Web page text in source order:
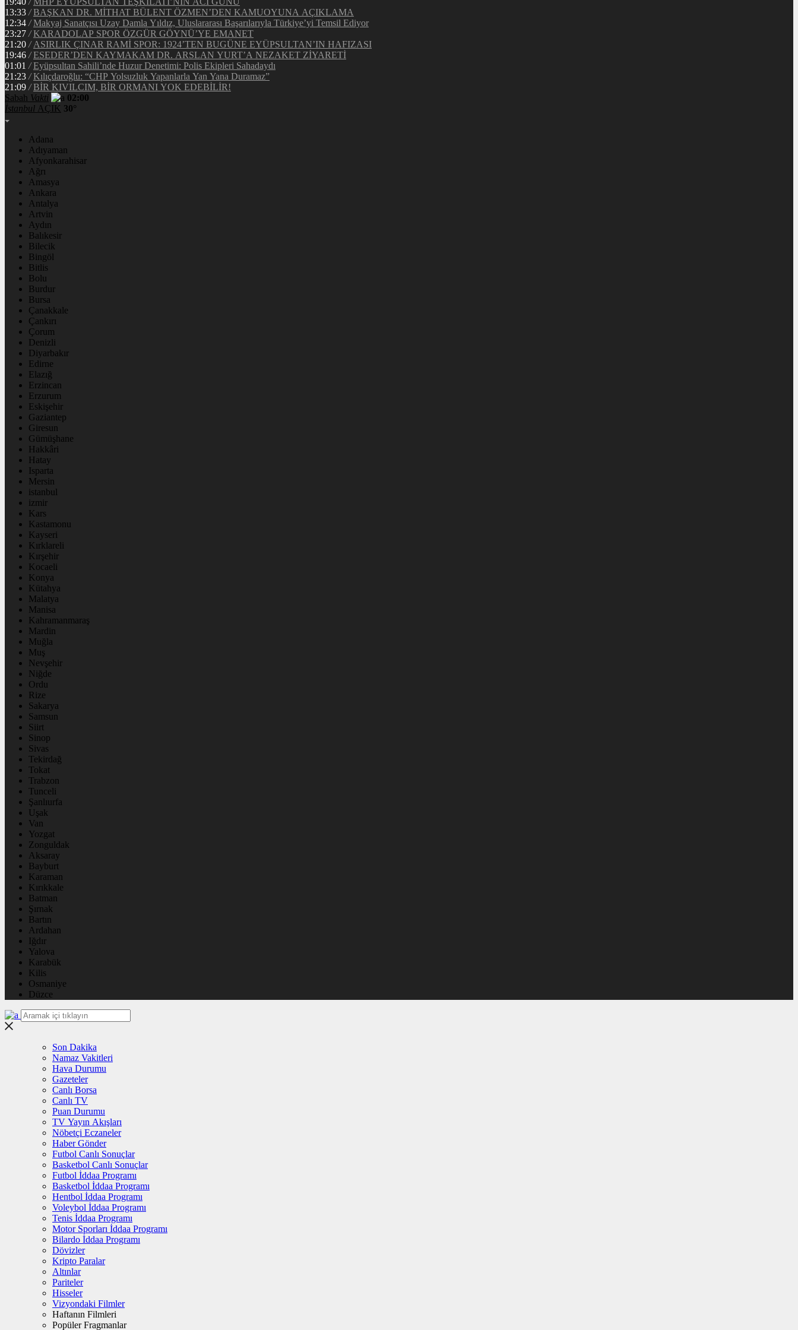
13:33 / BAŞKAN DR. MİTHAT BÜLENT ÖZMEN’DEN KAMUOYUNA AÇIKLAMA
12:34 / Makyaj Sanatçısı Uzay Damla Yıldız, Uluslararası Başarılarıyla Türkiye’yi Temsil Ediyor
23:27 / KARADOLAP SPOR ÖZGÜR GÖYNÜ’YE EMANET
21:20 / ASIRLIK ÇINAR RAMİ SPOR: 1924’TEN BUGÜNE EYÜPSULTAN’IN HAFIZASI
19:46 / ESEDER’DEN KAYMAKAM DR. ARSLAN YURT’A NEZAKET ZİYARETİ
01:01 / Eyüpsultan Sahili’nde Huzur Denetimi: Polis Ekipleri Sahadaydı
21:23 / Kılıçdaroğlu: “CHP Yolsuzluk Yapanlarla Yan Yana Duramaz”
21:09 / BİR KIVILCIM, BİR ORMANI YOK EDEBİLİR!
Sabah Vakti
02:00
İstanbul AÇIK 30°
Adana
Adıyaman
Afyonkarahisar
Ağrı
Amasya
Ankara
Antalya
Artvin
Aydın
Balıkesir
Bilecik
Bingöl
Bitlis
Bolu
Burdur
Bursa
Çanakkale
Çankırı
Çorum
Denizli
Diyarbakır
Edirne
Elazığ
Erzincan
Erzurum
Eskişehir
Gaziantep
Giresun
Gümüşhane
Hakkâri
Hatay
Isparta
Mersin
istanbul
izmir
Kars
Kastamonu
Kayseri
Kırklareli
Kırşehir
Kocaeli
Konya
Kütahya
Malatya
Manisa
Kahramanmaraş
Mardin
Muğla
Muş
Nevşehir
Niğde
Ordu
Rize
Sakarya
Samsun
Siirt
Sinop
Sivas
Tekirdağ
Tokat
Trabzon
Tunceli
Şanlıurfa
Uşak
Van
Yozgat
Zonguldak
Aksaray
Bayburt
Karaman
Kırıkkale
Batman
Şırnak
Bartın
Ardahan
Iğdır
Yalova
Karabük
Kilis
Osmaniye
Düzce
Son Dakika
Namaz Vakitleri
Hava Durumu
Gazeteler
Canlı Borsa
Canlı TV
Puan Durumu
TV Yayın Akışları
Nöbetçi Eczaneler
Haber Gönder
Futbol Canlı Sonuçlar
Basketbol Canlı Sonuçlar
Futbol İddaa Programı
Basketbol İddaa Programı
Hentbol İddaa Programı
Voleybol İddaa Programı
Tenis İddaa Programı
Motor Sporları İddaa Programı
Bilardo İddaa Programı
Dövizler
Kripto Paralar
Altınlar
Pariteler
Hisseler
Vizyondaki Filmler
Haftanın Filmleri
Popüler Fragmanlar